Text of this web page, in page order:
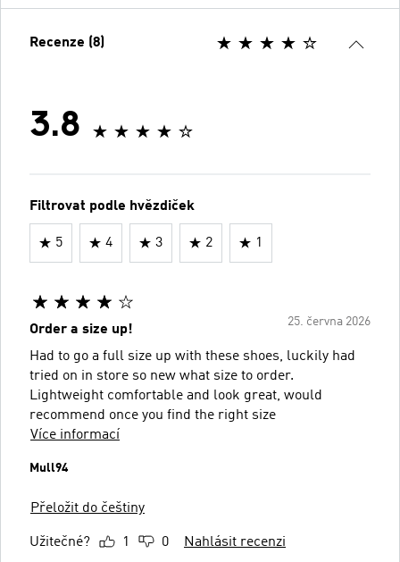
Recenze (8)
3.8
Filtrovat podle hvězdiček
5 4 3 2 1
25. června 2026
Order a size up!
Had to go a full size up with these shoes, luckily had
tried on in store so new what size to order.
Lightweight comfortable and look great, would
recommend once you find the right size
Více informací
Mull94
Přeložit do češtiny
Užitečné? 1 0 Nahlásit recenzi